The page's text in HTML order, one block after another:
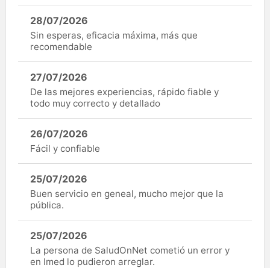
28/07/2026
Sin esperas, eficacia máxima, más que
recomendable
27/07/2026
De las mejores experiencias, rápido fiable y
todo muy correcto y detallado
26/07/2026
Fácil y confiable
25/07/2026
Buen servicio en geneal, mucho mejor que la
pública.
25/07/2026
La persona de SaludOnNet cometió un error y
en Imed lo pudieron arreglar.